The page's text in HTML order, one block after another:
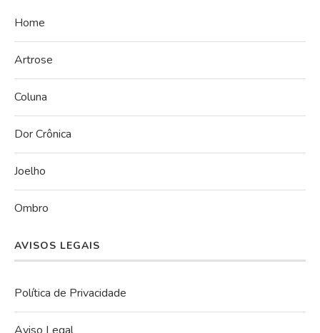
Home
Artrose
Coluna
Dor Crônica
Joelho
Ombro
AVISOS LEGAIS
Política de Privacidade